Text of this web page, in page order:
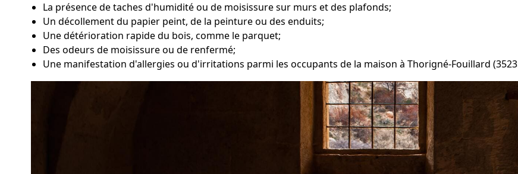
La présence de taches d'humidité ou de moisissure sur murs et des plafonds;
Un décollement du papier peint, de la peinture ou des enduits;
Une détérioration rapide du bois, comme le parquet;
Des odeurs de moisissure ou de renfermé;
Une manifestation d'allergies ou d'irritations parmi les occupants de la maison à Thorigné-Fouillard